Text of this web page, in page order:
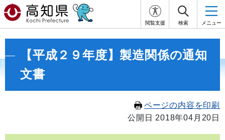
閲覧支援 検索 メニュー
【平成２９年度】製造関係の通知
文書
ページの内容を印刷
公開日 2018年04月20日